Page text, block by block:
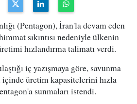
(Pentagon), İran'la devam eden
sıkıntısı nedeniyle ülkenin
hızlandırma talimatı verdi.
iç yazışmaya göre, savunma
üretim kapasitelerini hızla
sunmaları istendi.